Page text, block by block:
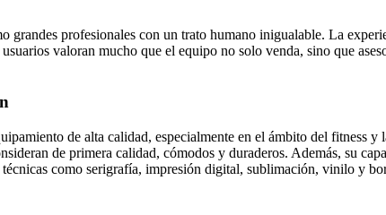
profesionales con un trato humano inigualable. La
valoran mucho que el equipo no solo venda, sino que
de alta calidad, especialmente en el ámbito del fitness
de primera calidad, cómodos y duraderos. Además, su
como serigrafía, impresión digital, sublimación, vinilo y